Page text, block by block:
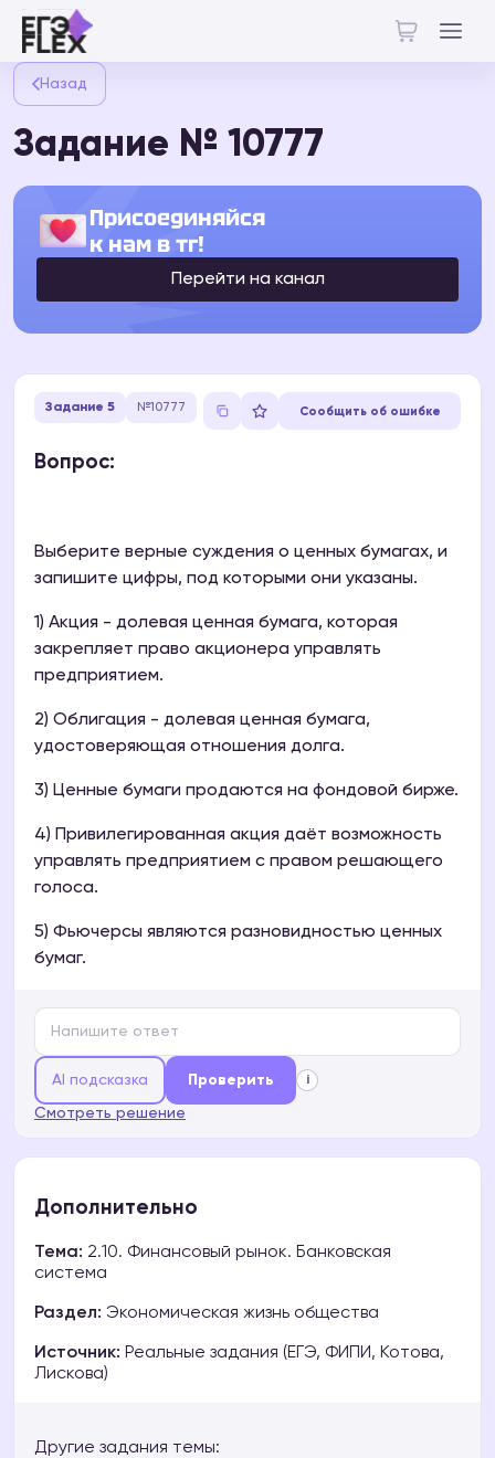
Назад
Задание № 10777
Присоединяйся
к нам в тг!
Перейти на канал
Задание 5 №10777 Сообщить об ошибке
Вопрос:
Выберите верные суждения о ценных бумагах, и
запишите цифры, под которыми они указаны.
1) Акция - долевая ценная бумага, которая
закрепляет право акционера управлять
предприятием.
2) Облигация - долевая ценная бумага,
удостоверяющая отношения долга.
3) Ценные бумаги продаются на фондовой бирже.
4) Привилегированная акция даёт возможность
управлять предприятием с правом решающего
голоса.
5) Фьючерсы являются разновидностью ценных
бумаг.
AI подсказка Проверить i
Смотреть решение
Дополнительно
Тема: 2.10. Финансовый рынок. Банковская
система
Раздел: Экономическая жизнь общества
Источник: Реальные задания (ЕГЭ, ФИПИ, Котова,
Лискова)
Другие задания темы: